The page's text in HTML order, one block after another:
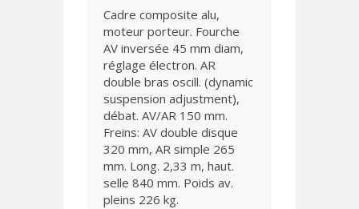
Cadre composite alu,
moteur porteur. Fourche
AV inversée 45 mm diam,
réglage électron. AR
double bras oscill. (dynamic
suspension adjustment),
débat. AV/AR 150 mm.
Freins: AV double disque
320 mm, AR simple 265
mm. Long. 2,33 m, haut.
selle 840 mm. Poids av.
pleins 226 kg.